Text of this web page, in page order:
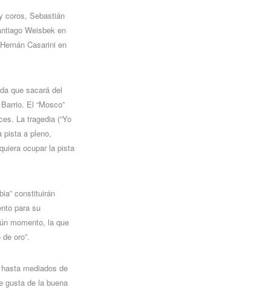
coros, Sebastián
Weisbek en
Casarini en
que sacará del
El “Mosco”
La tragedia (“Yo
pista a pleno,
ocupar la pista
constituirán
para su
momento, la que
oro”.
mediados de
gusta de la buena